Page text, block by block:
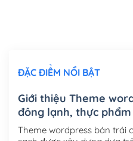
Mua thêm Host + Tên miền
Tên miền Việt Nam .vn
Hosting 2GB SSD (1
ĐẶC ĐIỂM NỔI BẬT
Giới thiệu Theme
đông lạnh, thực phẩm
Theme wordpress bán trái